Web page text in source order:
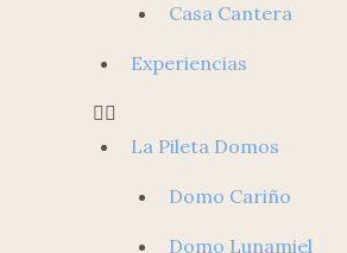
Casa Cantera
Experiencias
La Pileta Domos
Domo Cariño
Domo Lunamiel